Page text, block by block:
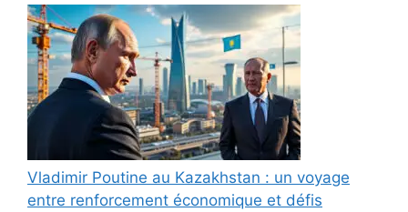
Vladimir Poutine au Kazakhstan : un voyage
entre renforcement économique et défis